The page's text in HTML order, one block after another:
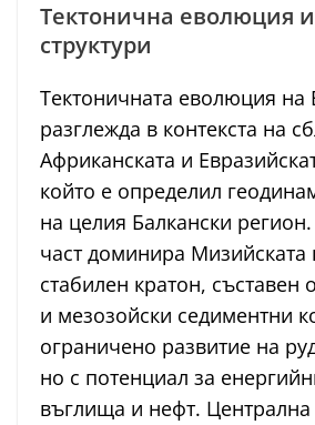
Тектонична еволюция
структури
Тектоничната еволюция на
разглежда в контекста на
Африканската и
който е определил
на целия Балкански
част доминира Мизийската
стабилен кратон, съставен
и мезозойски седиментни
ограничено развитие на
но с потенциал за
въглища и нефт.